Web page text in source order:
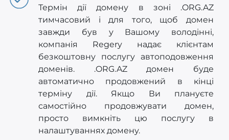
Термін дії домену в зоні .ORG.AZ
тимчасовий і для того, щоб домен
завжди був у Вашому володінні,
компанія Regery надає клієнтам
безкоштовну послугу автоподовження
доменів. .ORG.AZ домен буде
автоматично продовжений в кінці
терміну дії. Якщо Ви плануєте
самостійно продовжувати домен,
просто вимкніть цю послугу в
налаштуваннях домену.